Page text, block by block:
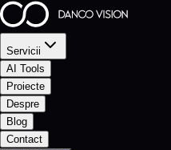
Servicii
AI Tools
Proiecte
Despre
Blog
Contact